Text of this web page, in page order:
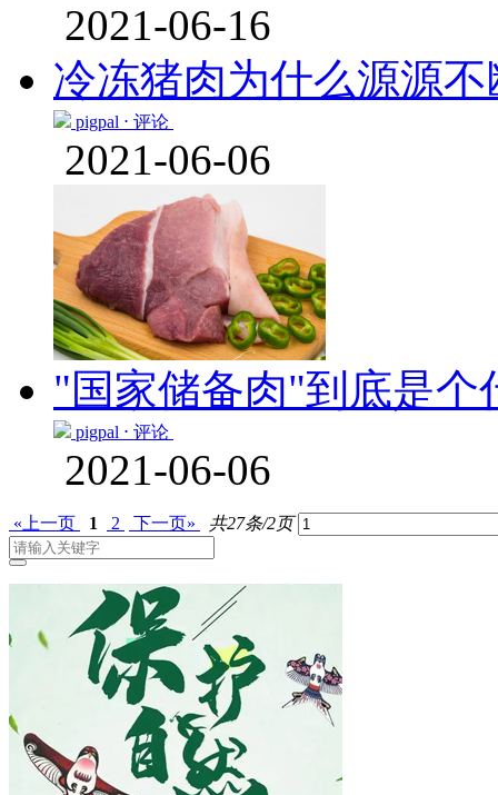
2021-06-16
冷冻猪肉为什么源源
pigpal ⋅ 评论
2021-06-06
"国家储备肉"到底是个
pigpal ⋅ 评论
2021-06-06
«上一页 1 2 下一页» 共27条/2页